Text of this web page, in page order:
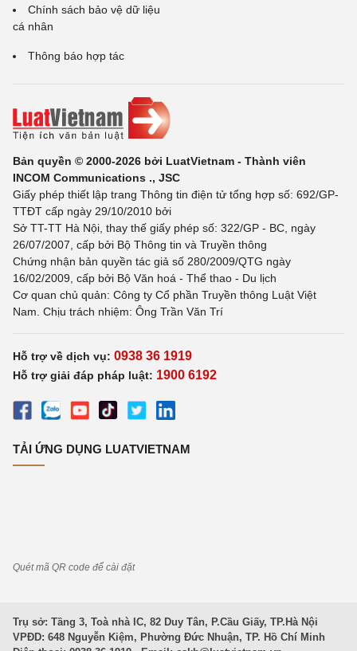
Chính sách bảo vệ dữ liệu
cá nhân
Thông báo hợp tác
Bản quyền © 2000-2026 bởi LuatVietnam - Thành viên
INCOM Communications ., JSC
Giấy phép thiết lập trang Thông tin điện tử tổng hợp số: 692/GP-
TTĐT cấp ngày 29/10/2010 bởi
Sở TT-TT Hà Nội, thay thế giấy phép số: 322/GP - BC, ngày
26/07/2007, cấp bởi Bộ Thông tin và Truyền thông
Chứng nhận bản quyền tác giả số 280/2009/QTG ngày
16/02/2009, cấp bởi Bộ Văn hoá - Thể thao - Du lịch
Cơ quan chủ quản: Công ty Cổ phần Truyền thông Luật Việt
Nam. Chịu trách nhiệm: Ông Trần Văn Trí
Hỗ trợ về dịch vụ: 0938 36 1919
Hỗ trợ giải đáp pháp luật: 1900 6192
TẢI ỨNG DỤNG LUATVIETNAM
Quét mã QR code để cài đặt
Trụ sở: Tầng 3, Toà nhà IC, 82 Duy Tân, P.Cầu Giấy, TP.Hà Nội
VPĐD: 648 Nguyễn Kiệm, Phường Đức Nhuận, TP. Hồ Chí Minh